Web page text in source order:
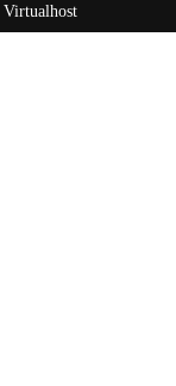
Virtualhost